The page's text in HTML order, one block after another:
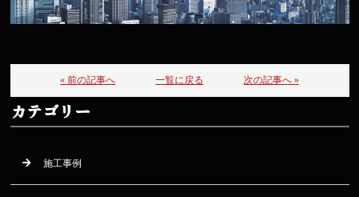
« 前の記事へ 一覧に戻る 次の記事へ »
カテゴリー
施工事例